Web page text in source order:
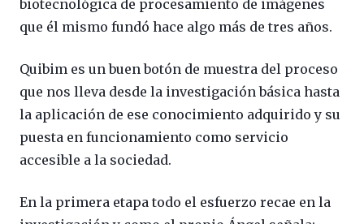
biotecnológica de procesamiento de imágenes
que él mismo fundó hace algo más de tres años.
Quibim es un buen botón de muestra del proceso
que nos lleva desde la investigación básica hasta
la aplicación de ese conocimiento adquirido y su
puesta en funcionamiento como servicio
accesible a la sociedad.
En la primera etapa todo el esfuerzo recae en la